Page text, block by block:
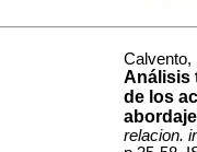
Calvento,
Análisis
de los
relacion.